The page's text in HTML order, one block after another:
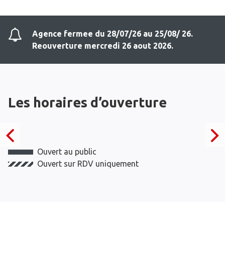
Agence fermee du 28/07/26 au 25/08/ 26.
Reouverture mercredi 26 aout 2026.
Les horaires d’ouverture
Ouvert au public
Ouvert sur RDV uniquement